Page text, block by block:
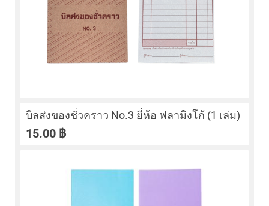
บิลส่งของชั่วคราว No.3 ยี่ห้อ ฟลามิงโก้ (1 เล่ม)
15.00 ฿